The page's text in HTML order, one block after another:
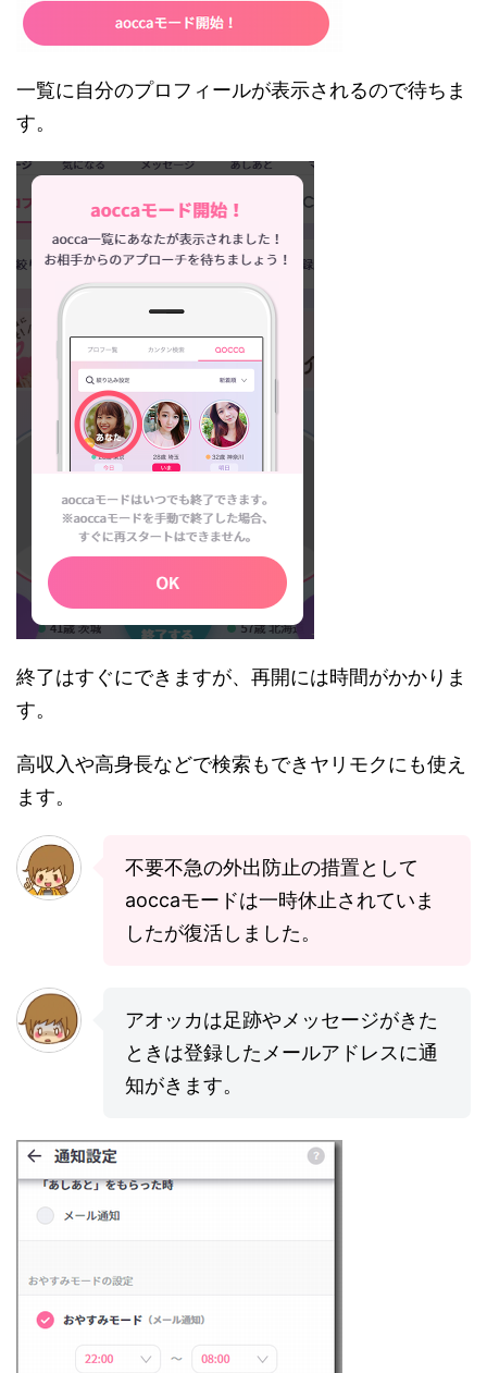
一覧に自分のプロフィールが表示されるので待ちま
す。
終了はすぐにできますが、再開には時間がかかりま
す。
高収入や高身長などで検索もできヤリモクにも使え
ます。
不要不急の外出防止の措置として
aoccaモードは一時休止されていま
したが復活しました。
アオッカは足跡やメッセージがきた
ときは登録したメールアドレスに通
知がきます。